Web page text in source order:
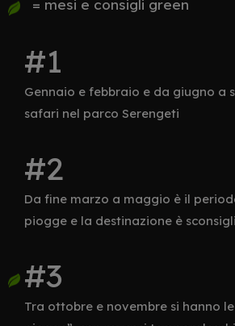
= mesi e consigli green
Gennaio e febbraio e da giugno a
safari nel parco Serengeti
Da fine marzo a maggio è il
piogge e la destinazione è
Tra ottobre e novembre si hanno